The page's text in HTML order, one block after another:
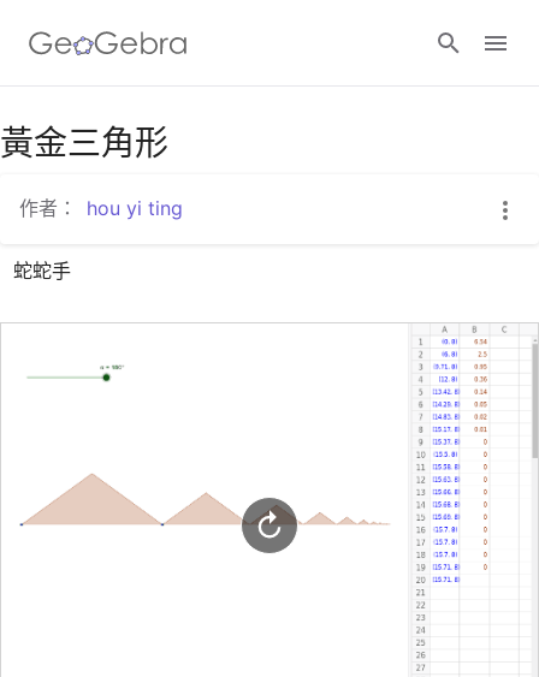
Google Classroom
GeoGebra Classroom
黃金三角形
作者： hou yi ting
蛇蛇手